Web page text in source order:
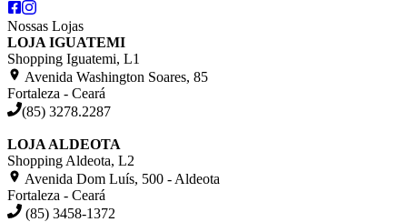
Nossas Lojas
LOJA IGUATEMI
Shopping Iguatemi, L1
Avenida Washington Soares, 85
Fortaleza - Ceará
(85) 3278.2287
LOJA ALDEOTA
Shopping Aldeota, L2
Avenida Dom Luís, 500 - Aldeota
Fortaleza - Ceará
(85) 3458-1372